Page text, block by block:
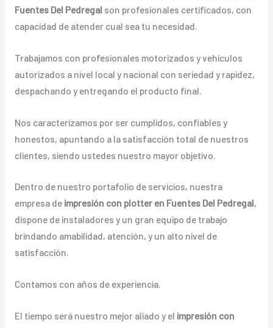
Fuentes Del Pedregal son profesionales certificados, con
capacidad de atender cual sea tu necesidad.
Trabajamos con profesionales motorizados y vehículos
autorizados a nivel local y nacional con seriedad y rapidez,
despachando y entregando el producto final.
Nos caracterizamos por ser cumplidos, confiables y
honestos, apuntando a la satisfacción total de nuestros
clientes, siendo ustedes nuestro mayor objetivo.
Dentro de nuestro portafolio de servicios, nuestra
empresa de impresión con plotter en Fuentes Del Pedregal,
dispone de instaladores y un gran equipo de trabajo
brindando amabilidad, atención, y un alto nivel de
satisfacción.
Contamos con años de experiencia.
El tiempo será nuestro mejor aliado y el impresión con